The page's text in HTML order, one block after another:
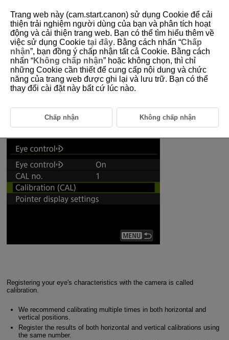
5-4-1 Recommended Settings for Eye Control
(Used with Tracking)
Eye control allows you focus on subject with the AF frame by looking
through the viewfinder. This section covers recommended settings for
effectively using eye control.
Preparations: Make sure to calibrate this
function before using it
Registering your eye's characteristics with the camera is called
calibration.
We recommend calibrating multiple times in both horizontal and
vertical positions.
Register the results of both horizontal and vertical calibrations using
the same number.
Trang web này (cam.start.canon) sử dụng Cookie để cải
thiện trải nghiệm người dùng của bạn và phân tích hoạt
động và cải thiện trang web. Bạn có thể tìm hiểu thêm về
việc sử dụng Cookie tại đây. Bằng cách nhấn “Chấp
nhận”, bạn đồng ý chấp nhận tất cả Cookie. Bằng cách
nhấn “Không chấp nhận” hoặc không chọn, thì chỉ
những Cookie cần thiết để cung cấp nội dung và chức
năng của trang web được ghi lại và lưu trữ. Bạn có thể
thay đổi cài đặt này bất cứ lúc nào.
Chấp nhận Không chấp nhận